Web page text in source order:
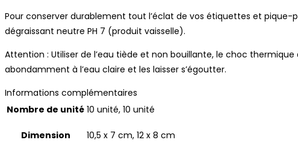
Pour conserver durablement tout l’éclat de vos étiquettes et
dégraissant neutre PH 7 (produit vaisselle).
Attention : Utiliser de l’eau tiède et non bouillante, le choc
abondamment à l’eau claire et les laisser s’égoutter.
Informations complémentaires
Nombre de unité 10 unité, 10 unité
Dimension 10,5 x 7 cm, 12 x 8 cm